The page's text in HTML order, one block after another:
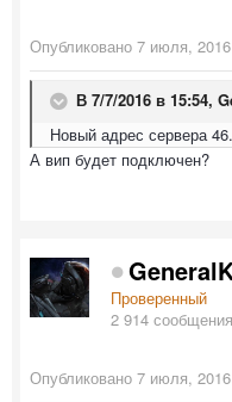
Опубликовано 7 июля, 2016
В 7/7/2016 в 15:54,
Новый адрес сервера
А вип будет подключен?
Проверенный
2 914 сообщения
Опубликовано 7 июля, 2016